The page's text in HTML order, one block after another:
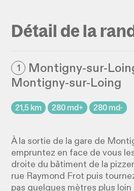
Détail de la
1
Montigny-sur-
Montigny-sur-Loing
21,5 km 280 md+ 280 md-
À la sortie de la gare de
empruntez en face de vous
droite du bâtiment de la
rue Raymond Frot puis
pas quelques mètres plus loin